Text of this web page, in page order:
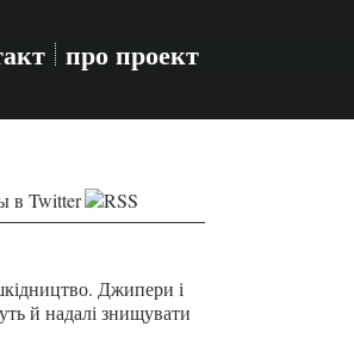
про проект
Джипери і
й надалі знищувати